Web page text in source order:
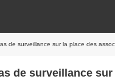
de surveillance sur la place des
de surveillance